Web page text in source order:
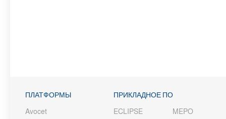
ПЛАТФОРМЫ
Avocet
ПРИКЛАДНОЕ ПО
ECLIPSE
MEPO